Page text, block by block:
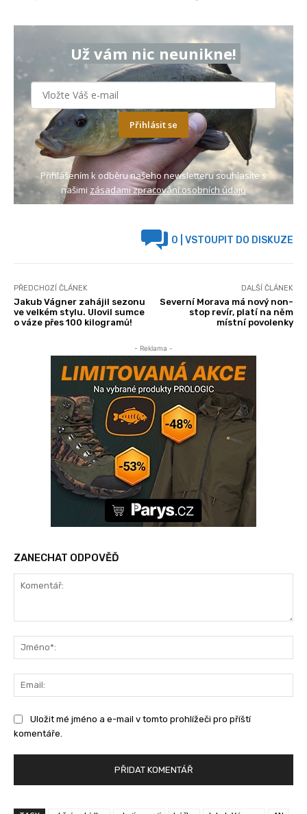
Už vám nic neunikne!
Přihlásit se
Přihlášením k odběru našeho newsletteru souhlasíte s
našimi zásadami zpracování osobních údajů
0 | VSTOUPIT DO DISKUZE
PŘEDCHOZÍ ČLÁNEK
Jakub Vágner zahájil sezonu
ve velkém stylu. Ulovil sumce
o váze přes 100 kilogramů!
DALŠÍ ČLÁNEK
Severní Morava má nový non-
stop revír, platí na něm
místní povolenky
- Reklama -
ZANECHAT ODPOVĚĎ
Uložit mé jméno a e-mail v tomto prohlížeči pro příští
komentáře.